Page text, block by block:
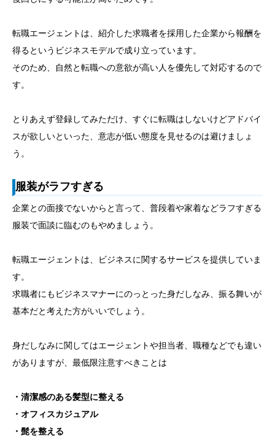
転職エージェントは、紹介した求職者を採用した企業から報酬を
得るというビジネスモデルで成り立っています。
そのため、自然と転職への意欲が高い人を優先して対応するので
す。
とりあえず登録してみただけ、すぐに転職はしないけどアドバイ
スが欲しいといった、意志が低い態度を見せるのは避けましょ
う。
服装がラフすぎる
企業との面接でないからと言って、普段着や家着などラフすぎる
服装で面談に臨むのもやめましょう。
転職エージェントは、ビジネスに関するサービスを提供していま
す。
求職者にもビジネスマナーにのっとった身だしなみ、振る舞いが
基本だと考えた方がいいでしょう。
身だしなみに関してはエージェントや担当者、職種などでも違い
がありますが、最低限注意すべきことは
・清潔感のある髪型に整える
・オフィスカジュアル
・髭を整える